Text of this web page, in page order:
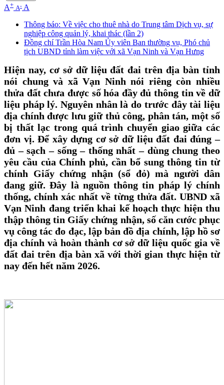
A+ A- A
Thông báo: Về việc cho thuê nhà do Trung tâm Dịch vụ, sự
nghiệp công quản lý, khai thác (lần 2)
Đồng chí Trần Hòa Nam Ủy viên Ban thường vụ, Phó chủ
tịch UBND tỉnh làm việc với xã Vạn Ninh và Vạn Hưng
Hiện nay, cơ sở dữ liệu đất đai trên địa bàn tỉnh
nói chung và xã Vạn Ninh nói riêng còn nhiều
thửa đất chưa được số hóa đầy đủ thông tin về dữ
liệu pháp lý. Nguyên nhân là do trước đây tài liệu
địa chính được lưu giữ thủ công, phân tán, một số
bị thất lạc trong quá trình chuyển giao giữa các
đơn vị. Để xây dựng cơ sở dữ liệu đất đai đúng –
đủ – sạch – sống – thống nhất – dùng chung theo
yêu cầu của Chính phủ, cần bổ sung thông tin từ
chính Giấy chứng nhận (sổ đỏ) mà người dân
đang giữ. Đây là nguồn thông tin pháp lý chính
thống, chính xác nhất về từng thửa đất. UBND xã
Vạn Ninh đang triển khai kế hoạch thực hiện thu
thập thông tin Giấy chứng nhận, số căn cước phục
vụ công tác đo đạc, lập bản đồ địa chính, lập hồ sơ
địa chính và hoàn thành cơ sở dữ liệu quốc gia về
đất đai trên địa bàn xã với thời gian thực hiện từ
nay đến hết năm 2026.